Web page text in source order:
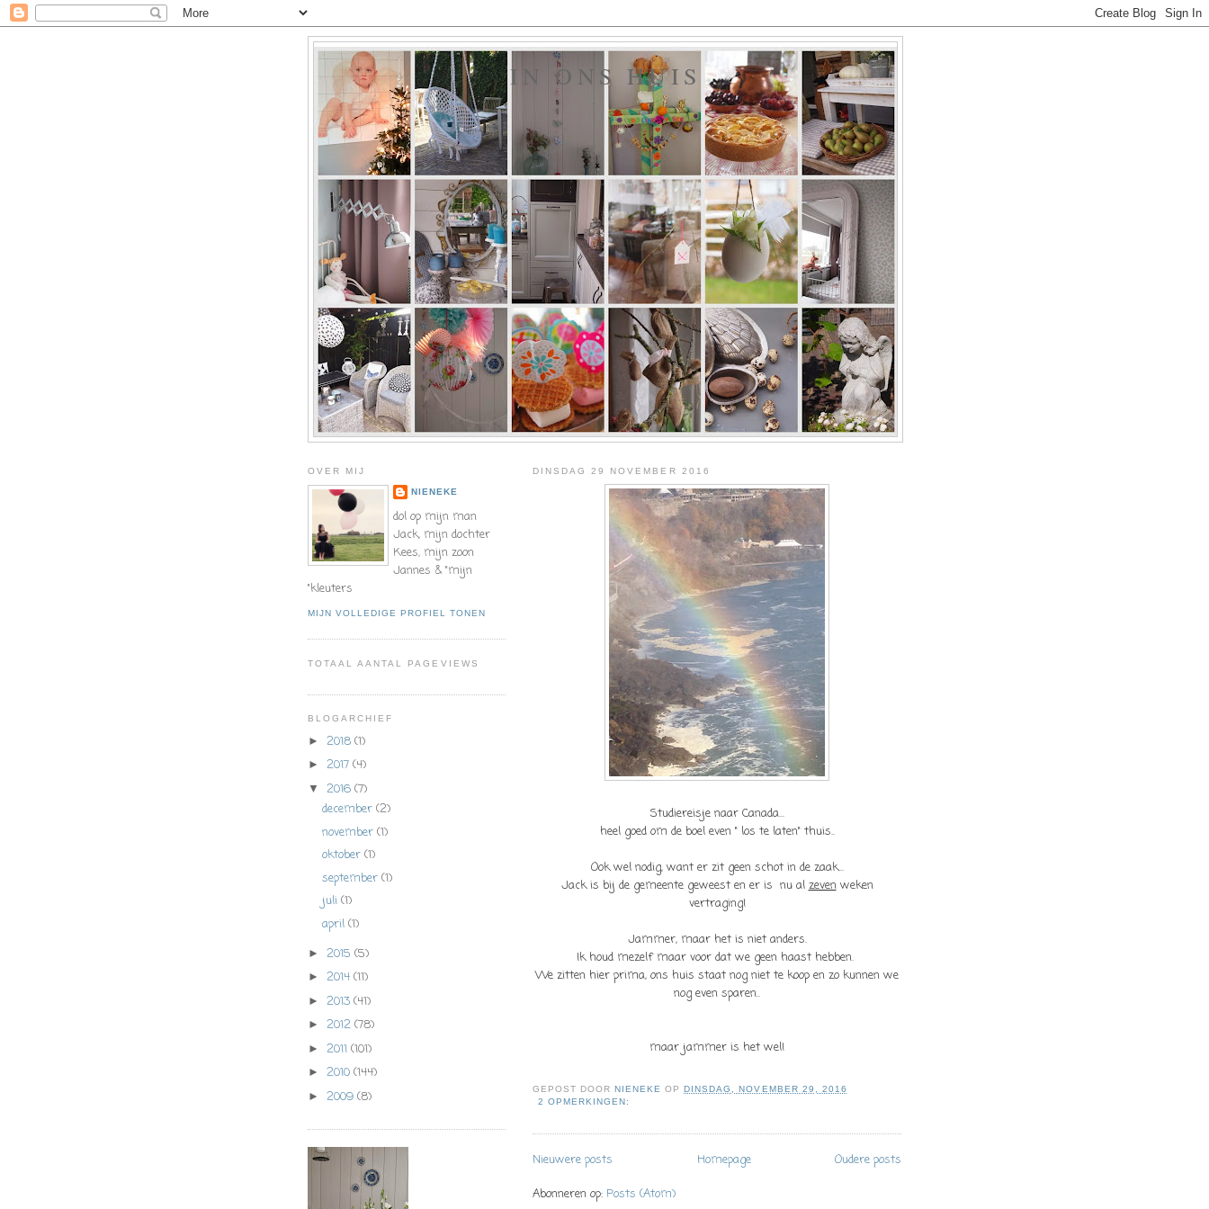
IN ONS HUIS
DINSDAG 29 NOVEMBER 2016
Studiereisje naar Canada...
heel goed om de boel even " los te laten" thuis..
Ook wel nodig, want er zit geen schot in de zaak...
Jack is bij de gemeente geweest en er is nu al zevenweken
vertraging!
Jammer, maar het is niet anders.
Ik houd mezelf maar voor dat we geen haast hebben.
We zitten hier prima, ons huis staat nog niet te koop en zo kunnen we
nog even sparen..
maar jammer is het wel!
GEPOST DOOR NIENEKE OP DINSDAG, NOVEMBER 29, 2016
2 OPMERKINGEN:
Nieuwere posts Oudere posts
Homepage
Abonneren op: Posts (Atom)
OVER MIJ
NIENEKE
dol op mijn man
Jack, mijn dochter
Kees, mijn zoon
Jannes & "mijn
"kleuters
MIJN VOLLEDIGE PROFIEL TONEN
TOTAAL AANTAL PAGEVIEWS
BLOGARCHIEF
► 2018 (1)
► 2017 (4)
▼ 2016 (7)
december (2)
november (1)
oktober (1)
september (1)
juli (1)
april (1)
► 2015 (5)
► 2014 (11)
► 2013 (41)
► 2012 (78)
► 2011 (101)
► 2010 (144)
► 2009 (8)